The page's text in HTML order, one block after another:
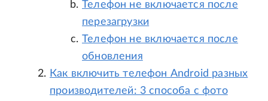
Телефон не включается после
перезагрузки
Телефон не включается после
обновления
Как включить телефон Android разных
производителей: 3 способа с фото